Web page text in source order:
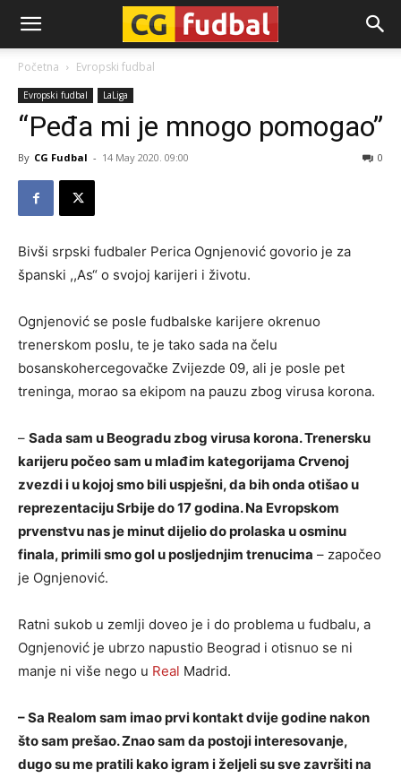
CG-
Fudbal
Početna Evropski fudbal
Evropski fudbal LaLiga
“Peđa mi je mnogo pomogao”
By CG Fudbal - 14 May 2020. 09:00 0
Bivši srpski fudbaler Perica Ognjenović govorio je za
španski ,,As“ o svojoj karijeri i životu.
Ognjenović se posle fudbalske karijere okrenuo
trenerskom poslu, te je tako sada na čelu
bosanskohercegovačke Zvijezde 09, ali je posle pet
treninga, morao sa ekipom na pauzu zbog virusa korona.
– Sada sam u Beogradu zbog virusa korona. Trenersku
karijeru počeo sam u mlađim kategorijama Crvenoj
zvezdi i u kojoj smo bili uspješni, da bih onda otišao u
reprezentaciju Srbije do 17 godina. Na Evropskom
prvenstvu nas je minut dijelio do prolaska u osminu
finala, primili smo gol u posljednjim trenucima – započeo
je Ognjenović.
Ratni sukob u zemlji doveo je i do problema u fudbalu, a
Ognjenović je ubrzo napustio Beograd i otisnuo se ni
manje ni više nego u Real Madrid.
– Sa Realom sam imao prvi kontakt dvije godine nakon
što sam prešao. Znao sam da postoji interesovanje,
dugo su me pratili kako igram i željeli su sve završiti na